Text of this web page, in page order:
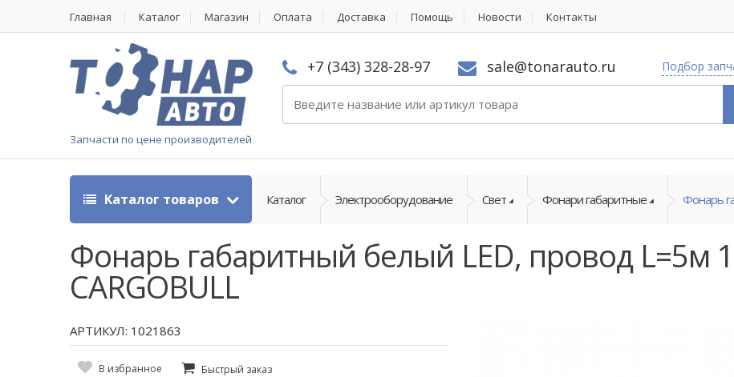
Главная Каталог Магазин Оплата Доставка Помощь Новости Контакты
Запчасти по цене производителей
+7 (343) 328-28-97 sale@tonarauto.ru Подбор
Каталог товаров Каталог Электрооборудование Свет Фонари габаритные Фонарь
Фонарь габаритный белый LED, провод L=5м
CARGOBULL
АРТИКУЛ: 1021863
В избранное Быстрый заказ